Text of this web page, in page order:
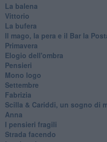
La balena
Vittorio
La bufera
Il mago, la pera e il Bar la
Primavera
Elogio dell'ombra
Pensieri
Mono logo
Settembre
Fabrizia
​Scilla & Cariddi, un sogno di
Anna
I pensieri fragili
Strada facendo